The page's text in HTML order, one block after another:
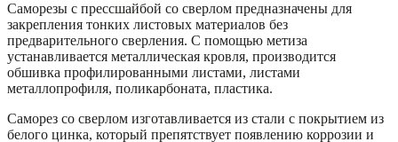
Саморезы с прессшайбой со сверлом предназначены для
закрепления тонких листовых материалов без
предварительного сверления. С помощью метиза
устанавливается металлическая кровля, производится
обшивка профилированными листами, листами
металлопрофиля, поликарбоната, пластика.
Саморез со сверлом изготавливается из стали с покрытием из
белого цинка, который препятствует появлению коррозии и